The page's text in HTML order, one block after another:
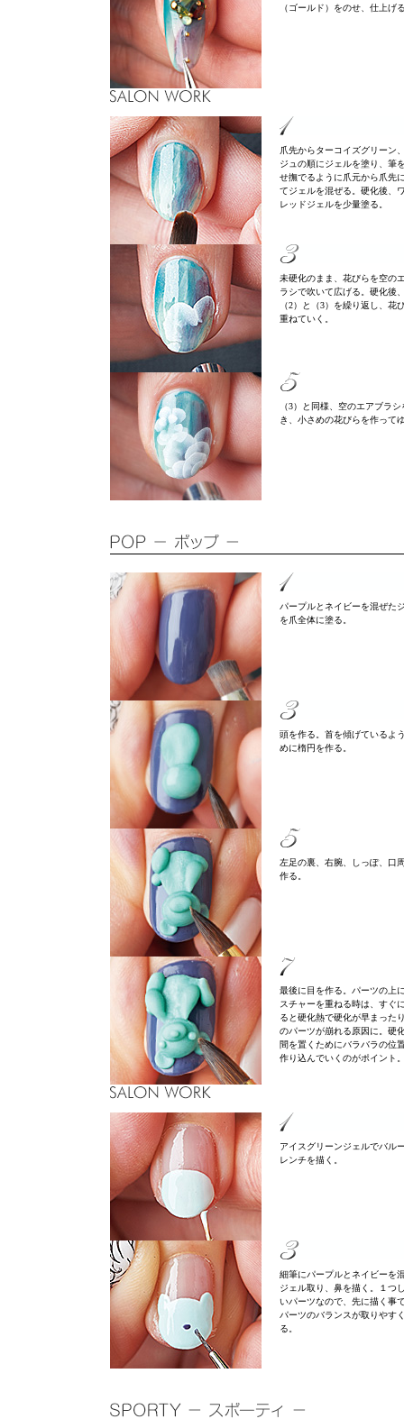
（ゴールド）をのせ、仕上げ
爪先からターコイズグリーン
ジュの順にジェルを塗り、筆
せ撫でるように爪元から爪先
てジェルを混ぜる。硬化後、
レッドジェルを少量塗る。
未硬化のまま、花びらを空の
ラシで吹いて広げる。硬化後
（2）と（3）を繰り返し、花
重ねていく。
（3）と同様、空のエアブラシ
き、小さめの花びらを作って
パープルとネイビーを混ぜた
を爪全体に塗る。
頭を作る。首を傾げているよ
めに楕円を作る。
左足の裏、右腕、しっぽ、口
作る。
最後に目を作る。パーツの上
スチャーを重ねる時は、すぐ
ると硬化熱で硬化が早まった
のパーツが崩れる原因に。硬
間を置くためにバラバラの位
作り込んでいくのがポイント
アイスグリーンジェルでバル
レンチを描く。
細筆にパープルとネイビーを
ジェル取り、鼻を描く。１つ
いパーツなので、先に描く事
パーツのバランスが取りやす
る。